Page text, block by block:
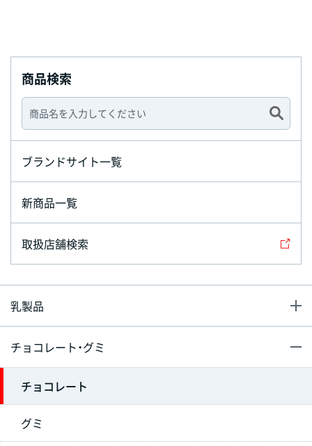
商品検索
ブランドサイト一覧
新商品一覧
取扱店舗検索
乳製品
チョコレート・グミ
チョコレート
グミ